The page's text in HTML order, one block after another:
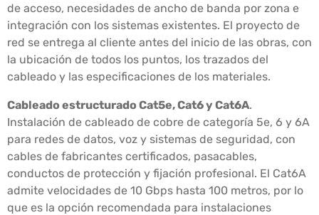
de acceso, necesidades de ancho de banda por zona e
integración con los sistemas existentes. El proyecto de
red se entrega al cliente antes del inicio de las obras, con
la ubicación de todos los puntos, los trazados del
cableado y las especificaciones de los materiales.
Cableado estructurado Cat5e, Cat6 y Cat6A.
Instalación de cableado de cobre de categoría 5e, 6 y 6A
para redes de datos, voz y sistemas de seguridad, con
cables de fabricantes certificados, pasacables,
conductos de protección y fijación profesional. El Cat6A
admite velocidades de 10 Gbps hasta 100 metros, por lo
que es la opción recomendada para instalaciones